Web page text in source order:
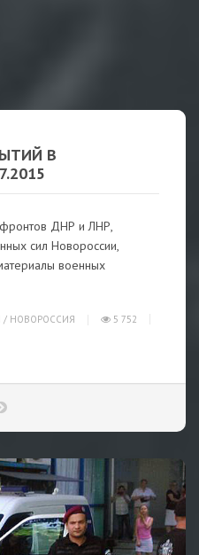
В
ДНР и ЛНР,
сил Новороссии,
военных
/ НОВОРОССИЯ
5 752